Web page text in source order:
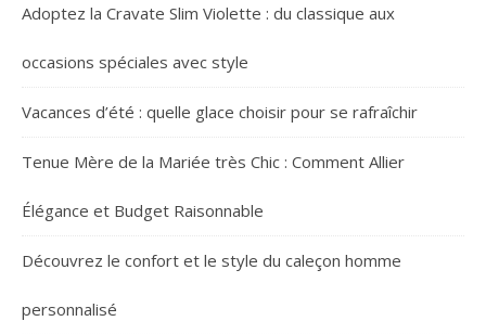
Adoptez la Cravate Slim Violette : du classique aux
occasions spéciales avec style
Vacances d’été : quelle glace choisir pour se rafraîchir
Tenue Mère de la Mariée très Chic : Comment Allier
Élégance et Budget Raisonnable
Découvrez le confort et le style du caleçon homme
personnalisé